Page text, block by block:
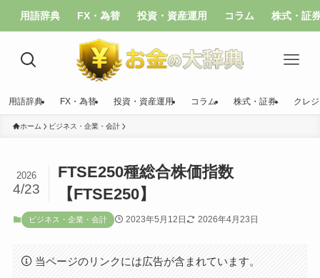
用語辞典 FX・為替 投資・資産運用 コラム 株式・証
用語辞典 FX・為替 投資・資産運用 コラム 株式・証券 クレ
ホーム ビジネス・企業・会計
FTSE250種総合株価指数
【FTSE250】
2026
4/23
ビジネス・企業・会計 2023年5月12日 2026年4月23日
当ページのリンクには広告が含まれています。